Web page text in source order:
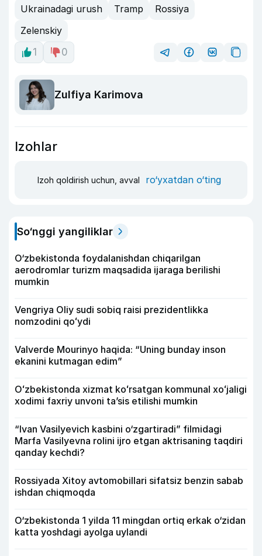
Ukrainadagi urush Tramp
Rossiya
Zelenskiy
1
0
Zulfiya Karimova
Izohlar
Izoh qoldirish uchun, avval ro‘yxatdan o‘ting
So‘nggi yangiliklar
O‘zbekistonda foydalanishdan chiqarilgan
aerodromlar turizm maqsadida ijaraga berilishi
mumkin
Vengriya Oliy sudi sobiq raisi prezidentlikka
nomzodini qoʻydi
Valverde Mourinyo haqida: “Uning bunday inson
ekanini kutmagan edim”
Oʻzbekistonda xizmat koʻrsatgan kommunal xoʻjaligi
xodimi faxriy unvoni taʼsis etilishi mumkin
“Ivan Vasilyevich kasbini o‘zgartiradi” filmidagi
Marfa Vasilyevna rolini ijro etgan aktrisaning taqdiri
qanday kechdi?
Rossiyada Xitoy avtomobillari sifatsiz benzin sabab
ishdan chiqmoqda
O‘zbekistonda 1 yilda 11 mingdan ortiq erkak o‘zidan
katta yoshdagi ayolga uylandi